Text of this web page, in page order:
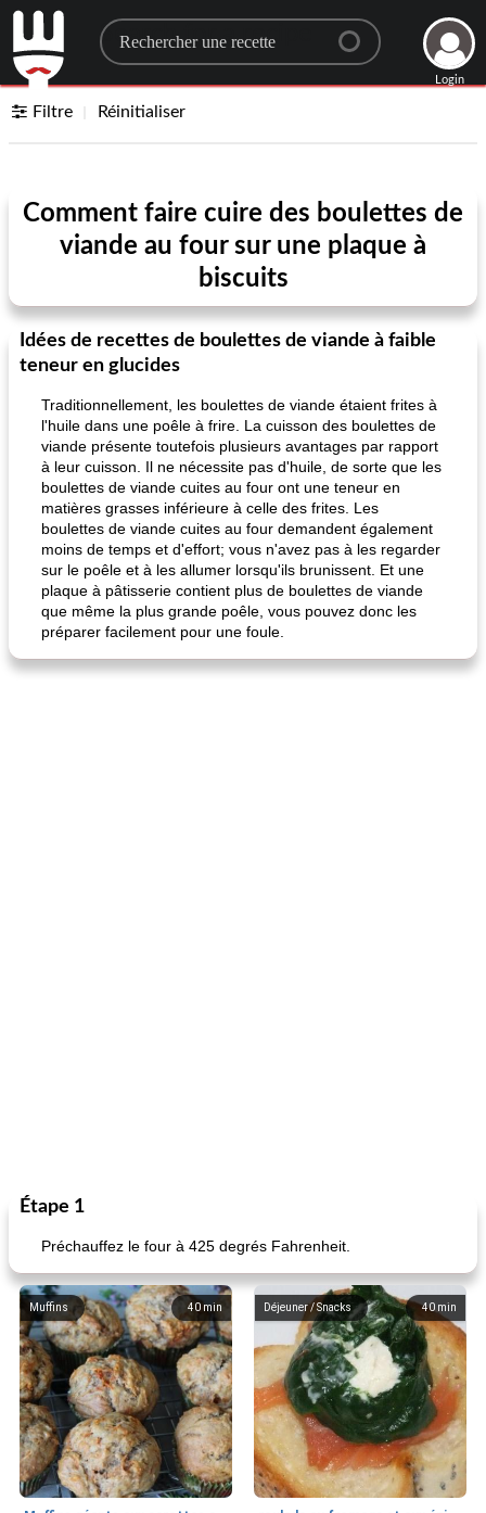
Search for a recipe
Login
Filtre Réinitialiser
Comment faire cuire des boulettes de
viande au four sur une plaque à
biscuits
Idées de recettes de boulettes de viande à faible
teneur en glucides
Traditionnellement, les boulettes de viande étaient frites à
l'huile dans une poêle à frire. La cuisson des boulettes de
viande présente toutefois plusieurs avantages par rapport
à leur cuisson. Il ne nécessite pas d'huile, de sorte que les
boulettes de viande cuites au four ont une teneur en
matières grasses inférieure à celle des frites. Les
boulettes de viande cuites au four demandent également
moins de temps et d'effort; vous n'avez pas à les regarder
sur le poêle et à les allumer lorsqu'ils brunissent. Et une
plaque à pâtisserie contient plus de boulettes de viande
que même la plus grande poêle, vous pouvez donc les
préparer facilement pour une foule.
Étape 1
Préchauffez le four à 425 degrés Fahrenheit.
40 min
Muffins 40 min
Déjeuner / Snacks